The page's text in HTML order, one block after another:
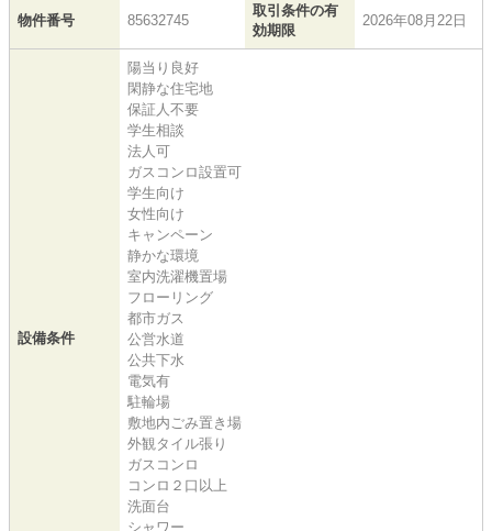
物件番号 85632745
取引条件の有
効期限
2026年08月22日
設備条件
陽当り良好
閑静な住宅地
保証人不要
学生相談
法人可
ガスコンロ設置可
学生向け
女性向け
キャンペーン
静かな環境
室内洗濯機置場
フローリング
都市ガス
公営水道
公共下水
電気有
駐輪場
敷地内ごみ置き場
外観タイル張り
ガスコンロ
コンロ２口以上
洗面台
シャワー